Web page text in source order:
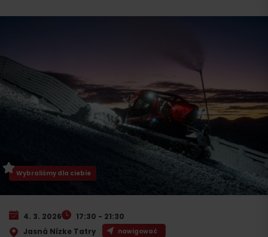
Wybraliśmy dla ciebie
4. 3. 2026
17:30 - 21:30
Jasná Nízke Tatry
nawigować